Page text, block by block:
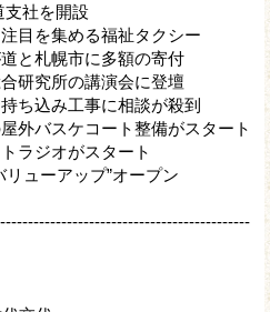
支社を開設
目を集める福祉タクシー
と札幌市に多額の寄付
研究所の講演会に登壇
ち込み工事に相談が殺到
外バスケコート整備がスタート
ラジオがスタート
ューアップ”オープン